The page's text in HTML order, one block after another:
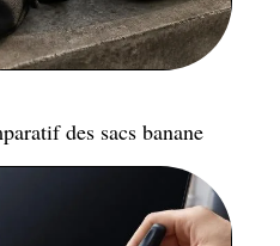
des sacs banane